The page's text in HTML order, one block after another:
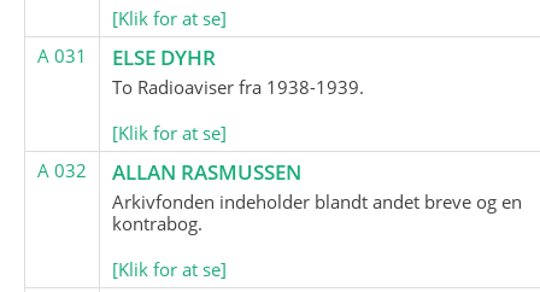
[Klik for at se]
A 031
ELSE DYHR
To Radioaviser fra 1938-1939.
[Klik for at se]
A 032
ALLAN RASMUSSEN
Arkivfonden indeholder blandt andet breve og en
kontrabog.
[Klik for at se]